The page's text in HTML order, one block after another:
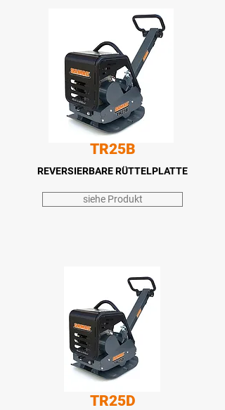
TR25B
REVERSIERBARERÜTTELPLATTE
siehe Produkt
TR25D